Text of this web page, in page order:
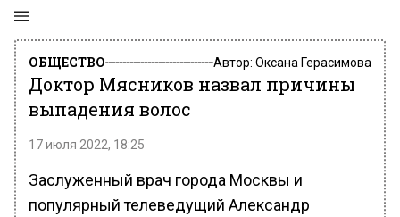
ОБЩЕСТВО Автор: Оксана Герасимова
Доктор Мясников назвал причины
выпадения волос
17 июля 2022, 18:25
Заслуженный врач города Москвы и
популярный телеведущий Александр